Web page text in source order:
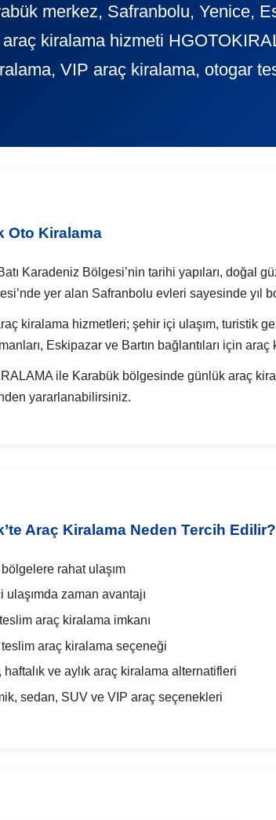
merkez, Safranbolu, Yenice,
araç kiralama hizmeti
VIP araç kiralama, otogar
Oto Kiralama
Karadeniz Bölgesi’nin tarihi yapıları,
yer alan Safranbolu evleri sayesinde yıl
kiralama hizmetleri; şehir içi ulaşım, turistik
Eskipazar ve Bartın bağlantıları için
ile Karabük bölgesinde günlük araç
yararlanabilirsiniz.
Araç Kiralama Neden Tercih Edilir?
rahat ulaşım
ulaşımda zaman avantajı
araç kiralama imkanı
araç kiralama seçeneği
haftalık ve aylık araç kiralama alternatifleri
sedan, SUV ve VIP araç seçenekleri